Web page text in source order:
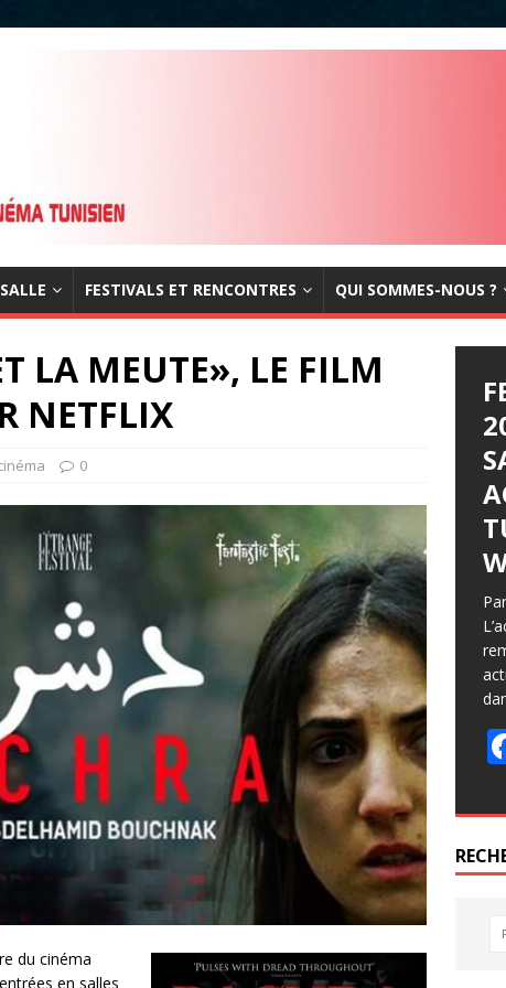
FESTIVALS ET RENCONTRES QUI SOMMES-NOUS ?
LA MEUTE», LE FILM
NETFLIX
0
du cinéma
en salles